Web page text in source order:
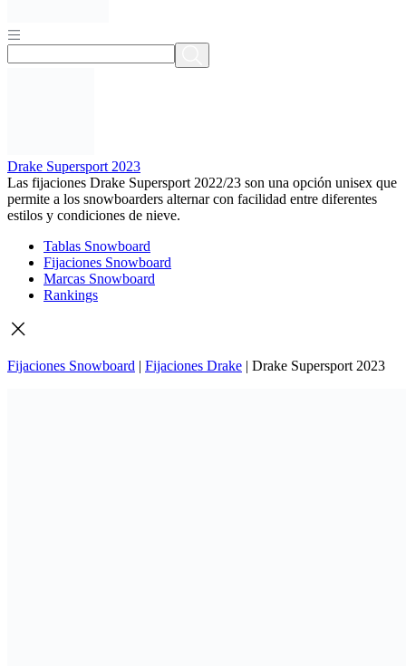
Drake Supersport 2023
Las fijaciones Drake Supersport 2022/23 son una opción unisex que
permite a los snowboarders alternar con facilidad entre diferentes
estilos y condiciones de nieve.
Tablas Snowboard
Fijaciones Snowboard
Marcas Snowboard
Rankings
Fijaciones Snowboard | Fijaciones Drake | Drake Supersport 2023